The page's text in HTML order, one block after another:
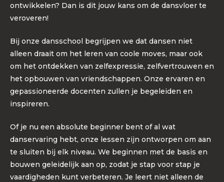
ontwikkelen? Dan is dit jouw kans om de dansvloer te
veroveren!
Bij onze dansschool begrijpen we dat dansen niet
alleen draait om het leren van coole moves, maar ook
om het ontdekken van zelfexpressie, zelfvertrouwen en
het opbouwen van vriendschappen. Onze ervaren en
gepassioneerde docenten zullen je begeleiden en
inspireren.
Of je nu een absolute beginner bent of al wat
danservaring hebt, onze lessen zijn ontworpen om aan
te sluiten bij elk niveau. We beginnen met de basis en
bouwen geleidelijk aan op, zodat je stap voor stap je
vaardigheden kunt verbeteren. Je leert niet alleen de